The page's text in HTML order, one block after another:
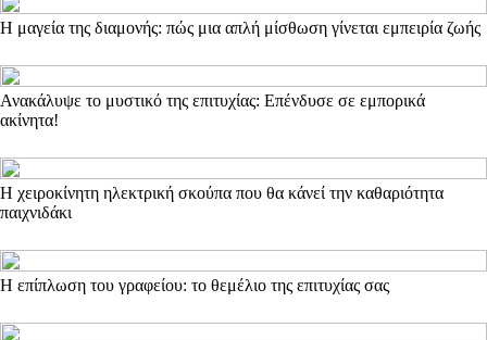
Η μαγεία της διαμονής: πώς μια απλή μίσθωση γίνεται εμπειρία ζωής
Ανακάλυψε το μυστικό της επιτυχίας: Επένδυσε σε εμπορικά
ακίνητα!
Η χειροκίνητη ηλεκτρική σκούπα που θα κάνεί την καθαριότητα
παιχνιδάκι
Η επίπλωση του γραφείου: το θεμέλιο της επιτυχίας σας